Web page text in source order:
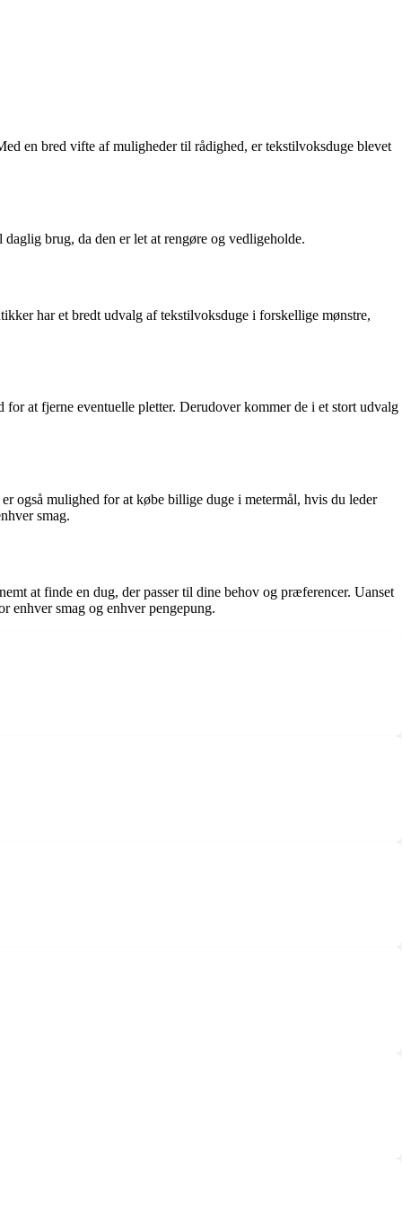
en bred vifte af muligheder til rådighed, er tekstilvoksduge blevet
brug, da den er let at rengøre og vedligeholde.
har et bredt udvalg af tekstilvoksduge i forskellige mønstre,
at fjerne eventuelle pletter. Derudover kommer de i et stort udvalg
også mulighed for at købe billige duge i metermål, hvis du leder
smag.
at finde en dug, der passer til dine behov og præferencer. Uanset
enhver smag og enhver pengepung.